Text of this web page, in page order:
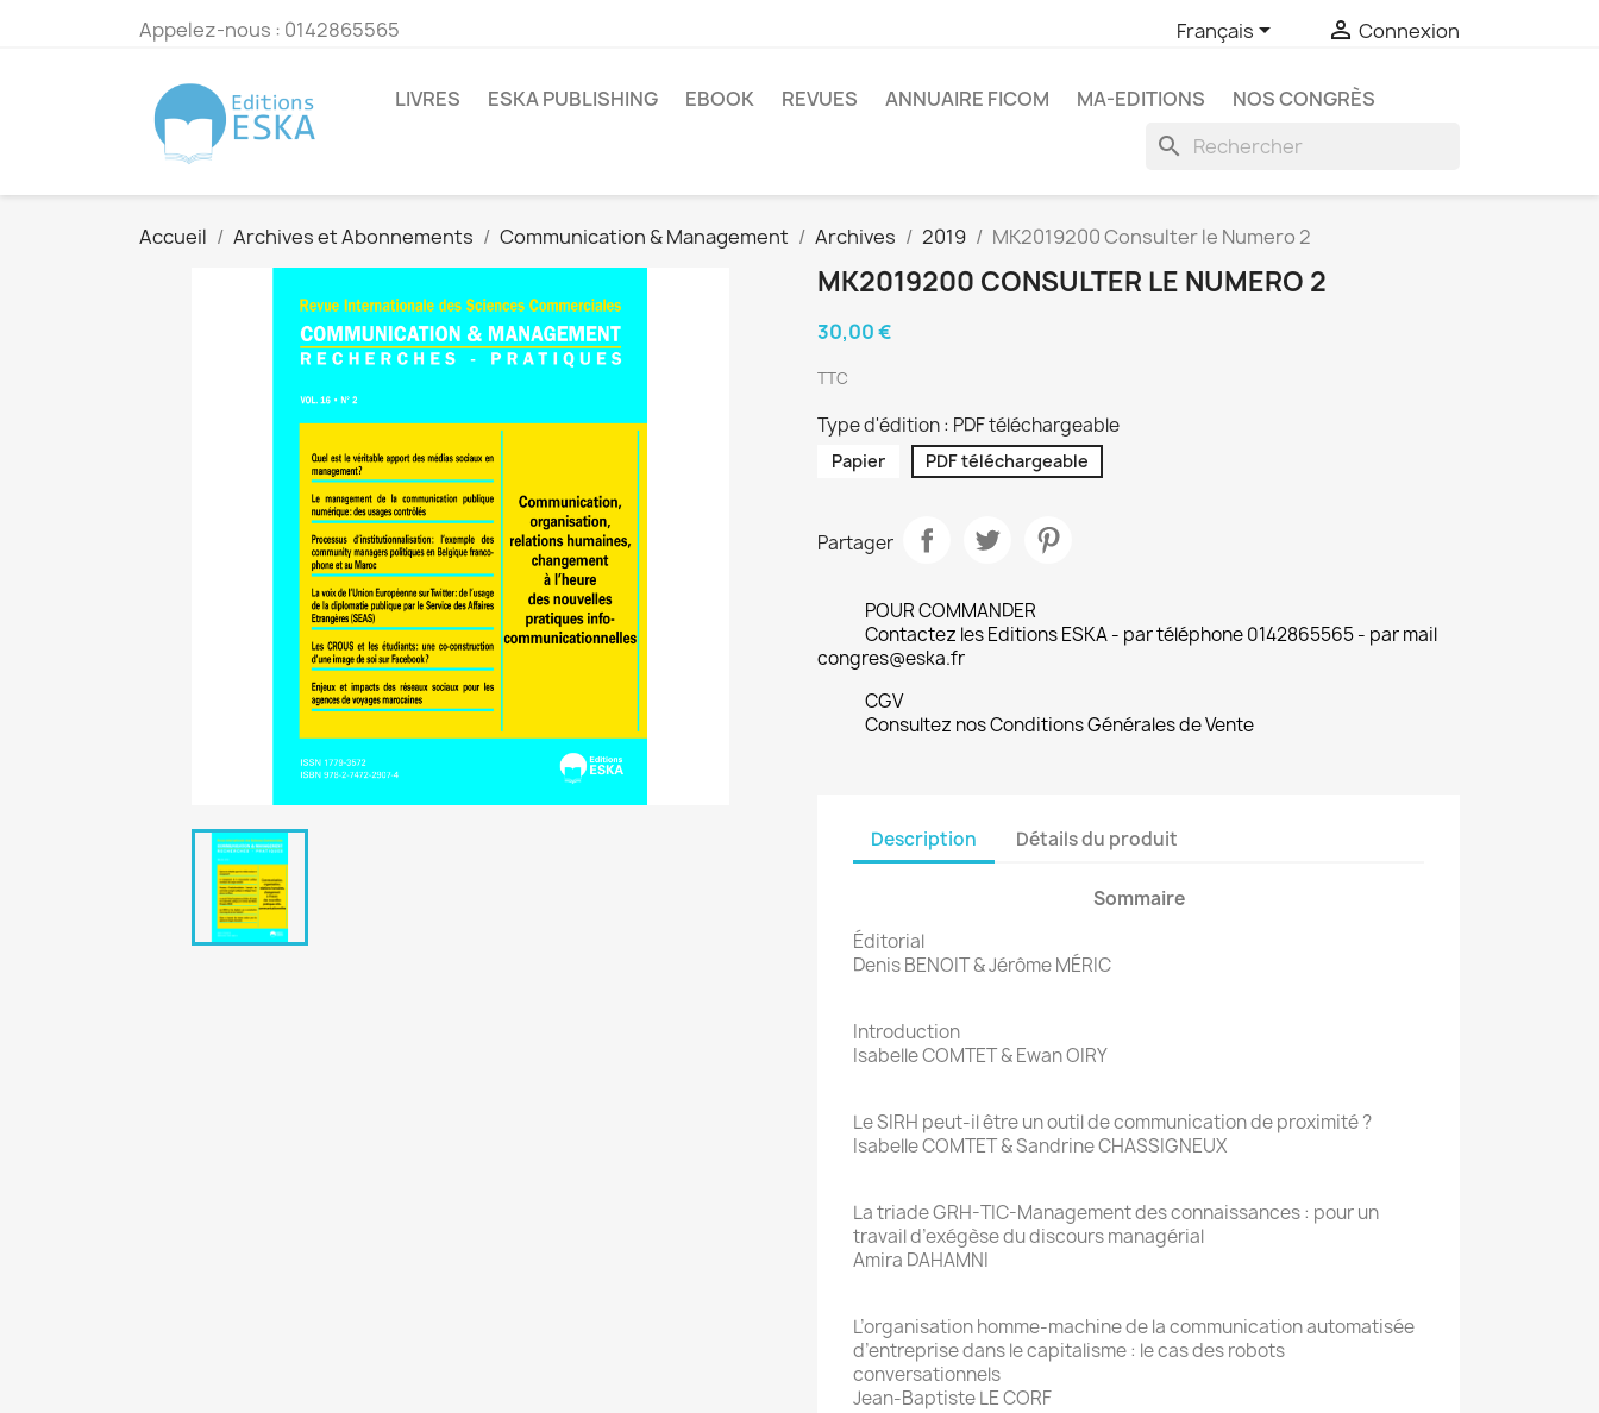
Appelez-nous : 0142865565 Français  Connexion
LIVRES ESKA PUBLISHING EBOOK REVUES ANNUAIRE FICOM MA-EDITIONS NOS CONGRÈS
search
Accueil Archives et Abonnements Communication & Management Archives 2019 MK2019200 Consulter le Numero 2
MK2019200 CONSULTER LE NUMERO 2
30,00 €
TTC
Type d'édition : PDF téléchargeable
Papier PDF téléchargeable
Partager
POUR COMMANDER
Contactez les Editions ESKA - par téléphone 0142865565 - par mail
congres@eska.fr
CGV
Consultez nos Conditions Générales de Vente
Description Détails du produit
Sommaire
Éditorial
Denis BENOIT & Jérôme MÉRIC
Introduction
Isabelle COMTET & Ewan OIRY
Le SIRH peut-il être un outil de communication de proximité ?
Isabelle COMTET & Sandrine CHASSIGNEUX
La triade GRH-TIC-Management des connaissances : pour un
travail d’exégèse du discours managérial
Amira DAHAMNI
L’organisation homme-machine de la communication automatisée
d’entreprise dans le capitalisme : le cas des robots
conversationnels
Jean-Baptiste LE CORF